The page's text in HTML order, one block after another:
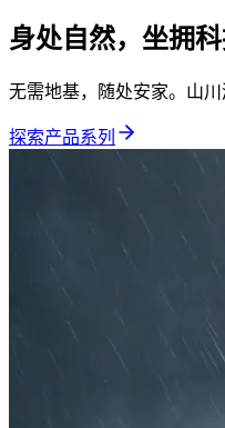
身处自然，坐拥
无需地基，随处安家。山川
探索产品系列